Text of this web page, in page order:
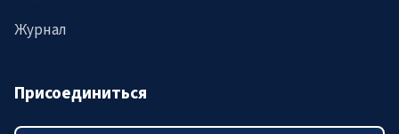
Журнал
Присоединиться